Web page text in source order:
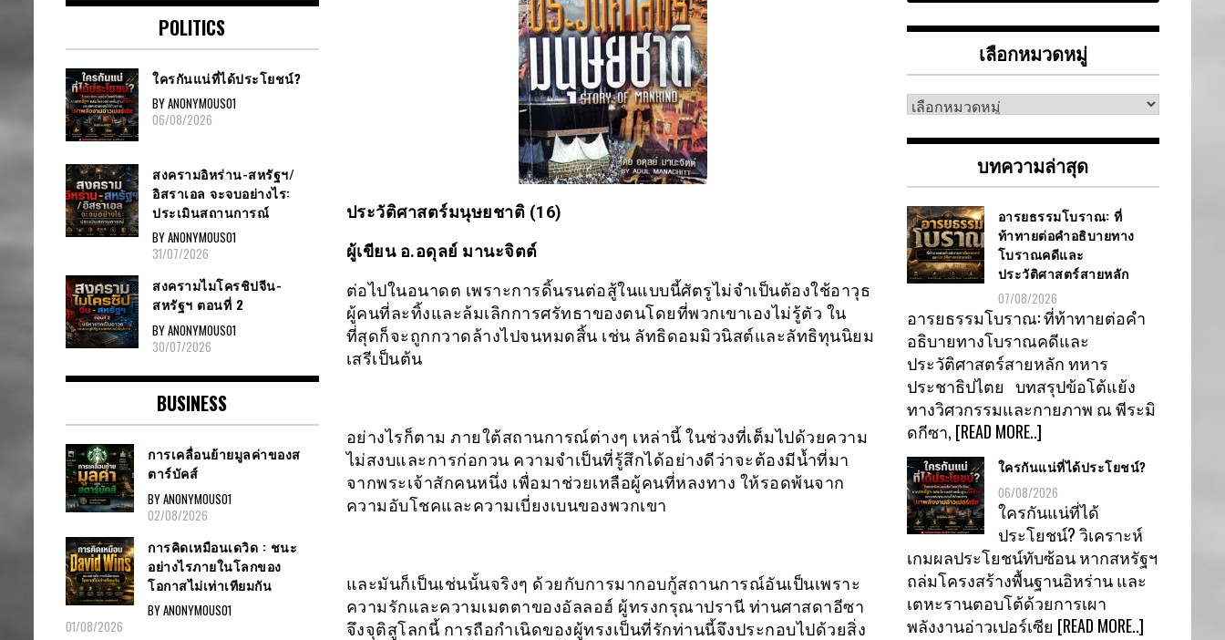
ประวัติศาสตร์มนุษยชาติ (16)
ผู้เขียน อ.อดุลย์ มานะจิตต์
ต่อไปในอนาดต เพราะการดิ้นรนต่อสู้ในแบบนี้ศัตรูไม่จำเป็นต้องใช้อาวุธ
ผู้คนที่ละทิ้งและล้มเลิกการศรัทธาของตนโดยที่พวกเขาเองไม่รู้ตัว ใน
ที่สุดก็จะถูกกวาดล้างไปจนหมดสิ้น เช่น ลัทธิดอมมิวนิสต์และลัทธิทุนนิยม
เสรีเป็นต้น
อย่างไรก็ตาม ภายใต้สถานการณ์ต่างๆ เหล่านี้ ในช่วงที่เต็มไปด้วยความ
ไม่สงบและการก่อกวน ความจำเป็นที่รู้สึกได้อย่างดีว่าจะต้องมีน้ำที่มา
จากพระเจ้าสักคนหนึ่ง เพื่อมาช่วยเหลือผู้คนที่หลงทาง ให้รอดพ้นจาก
ความอับโชคและความเบี่ยงเบนของพวกเขา
และมันก็เป็นเช่นนั้นจริงๆ ด้วยกับการมากอบกู้สถานการณ์อันเป็นเพราะ
ความรักและความเมตตาของอัลลอฮ์ ผู้ทรงกรุณาปรานี ท่านศาสดาอีซา
จึงจุติสูโลกนี้ การถือกำเนิดของผู้ทรงเป็นที่รักท่านนี้จึงประกอบไปด้วยสิ่ง
POLITICS
ใครกันแน่ที่ได้ประโยชน์?
BY ANONYMOUS01
06/08/2026
สงครามอิหร่าน-สหรัฐฯ/
อิสราเอล จะจบอย่างไร:
ประเมินสถานการณ์
BY ANONYMOUS01
31/07/2026
สงครามไมโครชิปจีน-
สหรัฐฯ ตอนที่ 2
BY ANONYMOUS01
30/07/2026
BUSINESS
การเคลื่อนย้ายมูลค่าของส
ตาร์บัคส์
BY ANONYMOUS01
02/08/2026
การคิดเหมือนเดวิด : ชนะ
อย่างไรภายในโลกของ
โอกาสไม่เท่าเทียมกัน
BY ANONYMOUS01
01/08/2026
เลือกหมวดหมู่
เลือก
หมู่
บทความล่าสุด
อารยธรรมโบราณ: ที่
ท้าทายต่อคำอธิบายทาง
โบราณคดีและ
ประวัติศาสตร์สายหลัก
07/08/2026
อารยธรรมโบราณ: ที่ท้าทายต่อคำ
อธิบายทางโบราณคดีและ
ประวัติศาสตร์สายหลัก ทหาร
ประชาธิปไตย บทสรุปข้อโต้แย้ง
ทางวิศวกรรมและกายภาพ ณ พีระมิ
ดกีซา, [READ MORE..]
ใครกันแน่ที่ได้ประโยชน์?
06/08/2026
ใครกันแน่ที่ได้
ประโยชน์? วิเคราะห์
เกมผลประโยชน์ทับซ้อน หากสหรัฐฯ
ถล่มโครงสร้างพื้นฐานอิหร่าน และ
เตหะรานตอบโต้ด้วยการเผา
พลังงานอ่าวเปอร์เซีย [READ MORE..]